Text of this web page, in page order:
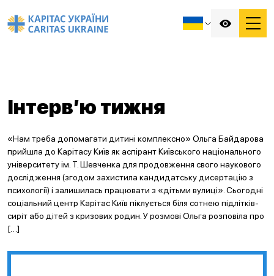
Інтерв’ю тижня
«Нам треба допомагати дитині комплексно» Ольга Байдарова
прийшла до Карітасу Київ як аспірант Київського національного
університету ім. Т. Шевченка для продовження свого наукового
дослідження (згодом захистила кандидатську дисертацію з
психології) і залишилась працювати з «дітьми вулиці». Сьогодні
соціальний центр Карітас Київ піклується біля сотнею підлітків-
сиріт або дітей з кризових родин. У розмові Ольга розповіла про
[…]